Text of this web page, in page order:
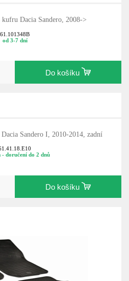
kufru Dacia Sandero, 2008->
61.101348B
od 3-7 dní
Do košíku
Sandero I, 2010-2014, zadní
- doručení do 2 dnů
Do košíku